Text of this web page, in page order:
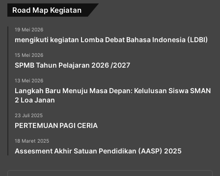
Road Map Kegiatan
19 Mei 2026
mengikuti kegiatan Lomba Debat Bahasa Indonesia (LDBI)
15 Mei 2026
SPMB Tahun Pelajaran 2026 /2027
13 Mei 2026
Langkah Baru Menuju Masa Depan: Kelulusan Siswa SMAN
2 Loa Janan
23 Juli 2025
PERTEMUAN PAGI CERIA
18 Maret 2025
Assesment Akhir Satuan Pendidikan (AASP) 2025